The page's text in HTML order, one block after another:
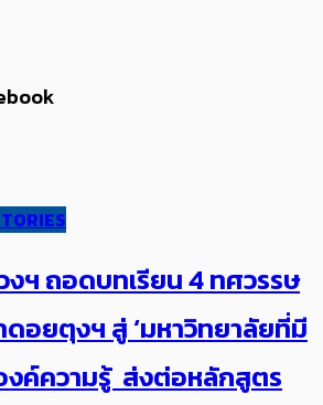
ฯ ถอดบทเรียน 4 ทศวรรษ
อยตุงฯ สู่ ‘มหาวิทยาลัยที่มี
งค์ความรู้ ส่งต่อหลักสูตร